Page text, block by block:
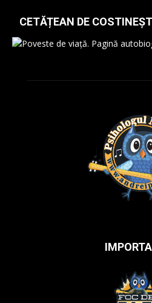
CETĂȚEAN DE